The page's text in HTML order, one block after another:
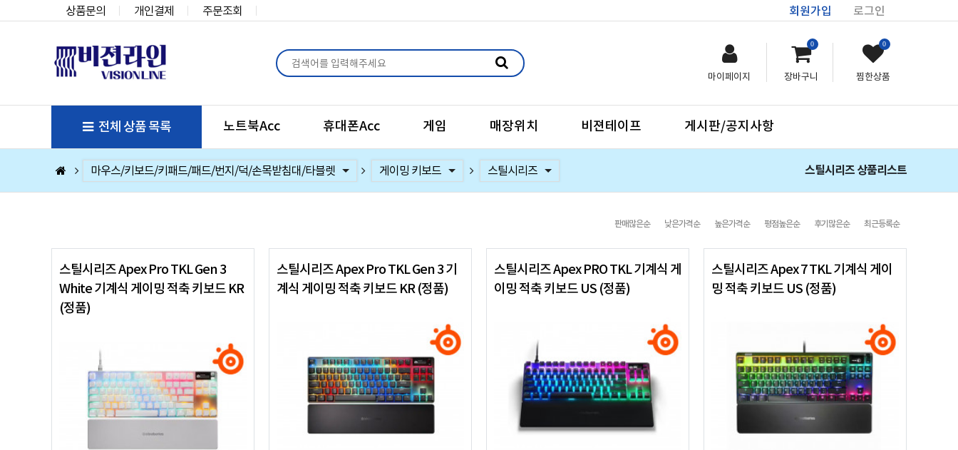
상품문의 개인결제 주문조회 회원가입 로그인
마이페이지
0
장바구니
0
찜한상품
전체 상품 목록 노트북Acc 휴대폰Acc 게임 매장위치 비젼테이프 게시판/공지사항
컴퓨터부품
베스트 상품
컴퓨터주변기기
저장장치/네트웍/케이블/배터리/충전기/잠금장치
마우스/키보드/키패드/패드/번지/덕/손목받침대/타블렛
스피커/이어폰/헤드셋/거치대/마이크
게임
노트북Acc
게임슬라이더
휴대폰Acc 키보드 & 마우스
게이밍 키보드
사무용 키보드
인체공학 키보드
키패드
게이밍 마우스
사무용 마우스
인체공학 마우스
마우스 번지 & 덕
마우스패드
쿠션 마우스 패드
손목받침대
타블렛 로지텍
레이저
커세어
스틸시리즈
로켓
체리
레오폴드
한성 컴퓨터
알텍랜싱
콕스
앱코
마이크로닉스
HyperX
큐센
지클릭커 스틸시리즈 상품리스트
판매많은순 낮은가격순 높은가격순 평점높은순 후기많은순 최근등록순
스틸시리즈 Apex Pro TKL Gen 3
White 기계식 게이밍 적축 키보드 KR
(정품)
스틸시리즈 Apex Pro TKL Gen 3 기
계식 게이밍 적축 키보드 KR (정품)
스틸시리즈 Apex PRO TKL 기계식 게
이밍 적축 키보드 US (정품)
스틸시리즈 Apex 7 TKL 기계식 게이
밍 적축 키보드 US (정품)